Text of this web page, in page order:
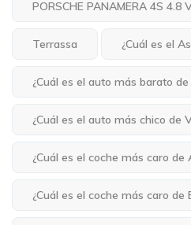
PORSCHE PANAMERA 4S 4.8
Terrassa ¿Cuál es el
¿Cuál es el auto más barato de
¿Cuál es el auto más chico de
¿Cuál es el coche más caro de
¿Cuál es el coche más caro de